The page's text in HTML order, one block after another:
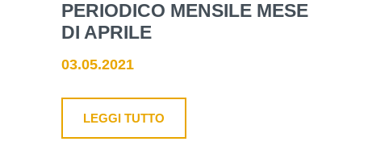
PERIODICO MENSILE MESE
DI APRILE
03.05.2021
LEGGI TUTTO